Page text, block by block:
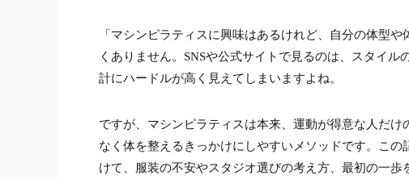
「マシンピラティスに興味はあるけれど、自分の体型
くありません。SNSや公式サイトで見るのは、スタイ
計にハードルが高く見えてしまいますよね。
ですが、マシンピラティスは本来、運動が得意な人だ
なく体を整えるきっかけにしやすいメソッドです。こ
けて、服装の不安やスタジオ選びの考え方、最初の一歩